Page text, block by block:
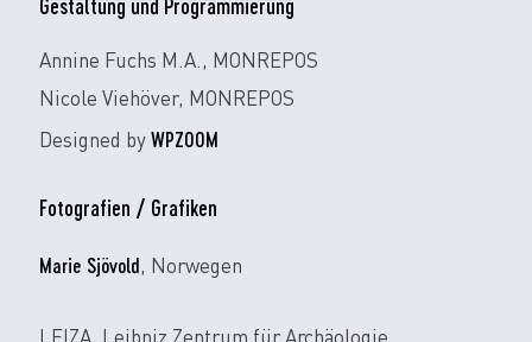
Gestaltung und Programmierung
Annine Fuchs M.A., MONREPOS
Nicole Viehöver, MONREPOS
Designed by WPZOOM
Fotografien / Grafiken
Marie Sjövold, Norwegen